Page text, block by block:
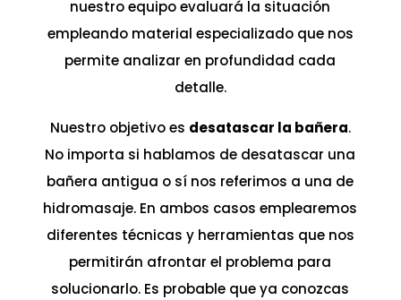
nuestro equipo evaluará la situación
empleando material especializado que nos
permite analizar en profundidad cada
detalle.
Nuestro objetivo es desatascar la bañera.
No importa si hablamos de desatascar una
bañera antigua o sí nos referimos a una de
hidromasaje. En ambos casos emplearemos
diferentes técnicas y herramientas que nos
permitirán afrontar el problema para
solucionarlo. Es probable que ya conozcas